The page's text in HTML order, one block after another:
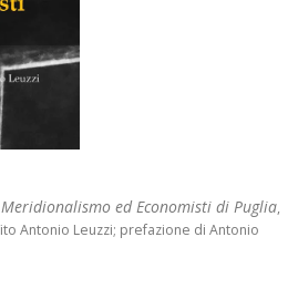
Meridionalismo ed Economisti di Puglia,
Antonio Leuzzi; prefazione di Antonio